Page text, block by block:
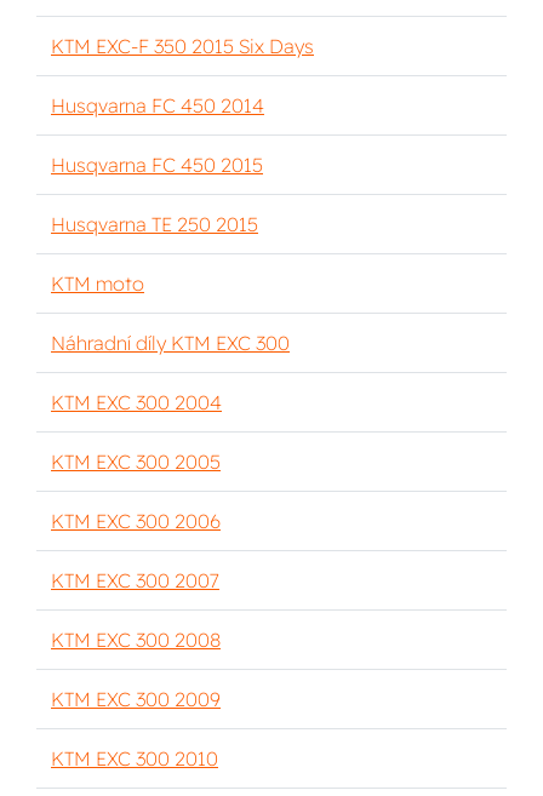
KTM EXC-F 350 2015 Six Days
Husqvarna FC 450 2014
Husqvarna FC 450 2015
Husqvarna TE 250 2015
KTM moto
Náhradní díly KTM EXC 300
KTM EXC 300 2004
KTM EXC 300 2005
KTM EXC 300 2006
KTM EXC 300 2007
KTM EXC 300 2008
KTM EXC 300 2009
KTM EXC 300 2010